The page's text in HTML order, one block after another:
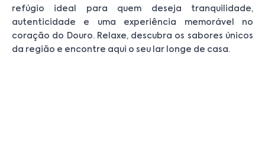
refúgio ideal para quem deseja tranquilidade,
autenticidade e uma experiência memorável no
coração do Douro. Relaxe, descubra os sabores únicos
da região e encontre aqui o seu lar longe de casa.